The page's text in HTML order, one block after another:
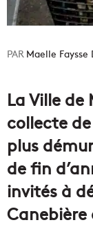
Maelle Faysse
La Ville de
collecte
plus
de fin
invités à
Canebière